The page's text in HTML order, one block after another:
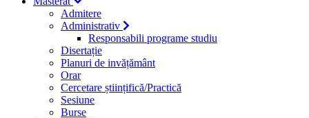
Admitere
Administrativ
Responsabili programe studiu
Disertație
Planuri de invățământ
Orar
Cercetare științifică/Practică
Sesiune
Burse